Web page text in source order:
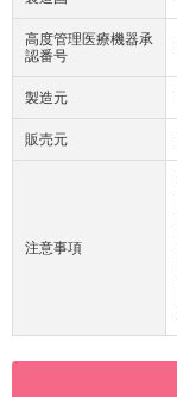
高度管理医療機器承
認番号
製造元
販売元
注意事項